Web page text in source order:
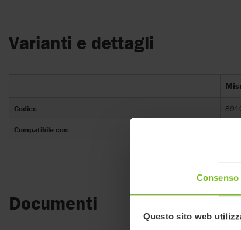
Consenso
Questo sito web
Varianti e dettagli
Codice
Compatibile con
Documenti